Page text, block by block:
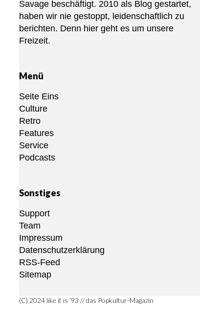
Savage beschäftigt. 2010 als Blog gestartet,
haben wir nie gestoppt, leidenschaftlich zu
berichten. Denn hier geht es um unsere
Freizeit.
Menü
Seite Eins
Culture
Retro
Features
Service
Podcasts
Sonstiges
Support
Team
Impressum
Datenschutzerklärung
RSS-Feed
Sitemap
(C) 2024 like it is '93 // das Popkultur-Magazin